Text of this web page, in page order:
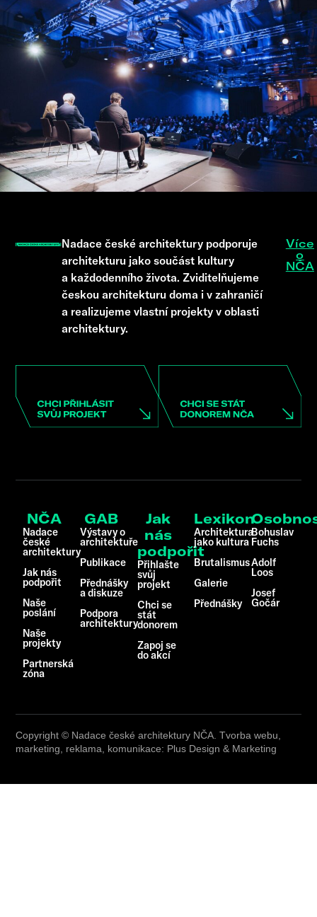
Nadace české architektury podporuje
architekturu jako součást kultury
a každodenního života. Zviditelňujeme
českou architekturu doma i v zahraničí
a realizujeme vlastní projekty v oblasti
architektury.
Více
o
NČA
NČA
Nadace
české
architektury
Jak nás
podpořit
Naše
poslání
Naše
projekty
Partnerská
zóna
GAB
Výstavy o
architektuře
Publikace
Přednášky
a diskuze
Podpora
architektury
Jak
nás
podpořit
Přihlašte
svůj
projekt
Chci se
stát
donorem
Zapoj se
do akcí
Lexikon
Architektura
jako kultura
Brutalismus
Galerie
Přednášky
Bohuslav
Fuchs
Adolf
Loos
Josef
Gočár
Copyright © Nadace české architektury NČA. Tvorba webu,
marketing, reklama, komunikace: Plus Design & Marketing